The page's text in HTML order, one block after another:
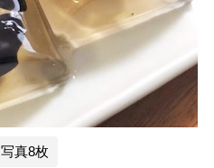
写真8枚